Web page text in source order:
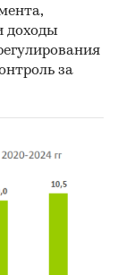
доходы
за